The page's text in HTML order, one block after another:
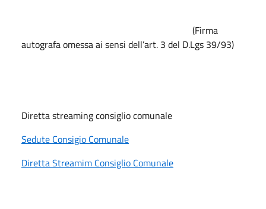
(Firma
autografa omessa ai sensi dell’art. 3 del D.Lgs 39/93)
Diretta streaming consiglio comunale
Sedute Consigio Comunale
Diretta Streamim Consiglio Comunale